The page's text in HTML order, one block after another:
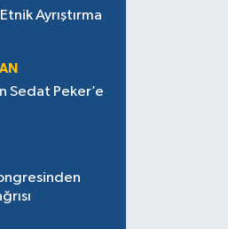
Ayrıştırma
Sedat Peker’e